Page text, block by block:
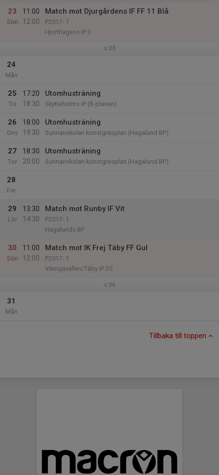
23
Sön
11:00
12:00
Match mot Djurgårdens IF FF 11 Blå
P2017- 1
Hjorthagens IP 3
v.35
24
Mån
25
Tis
17:20
18:30
Utomhusträning
Skytteholms IP (B-planen)
26
Ons
18:00
19:30
Utomhusträning
Sunnanskolan konstgräsplan (Hagalund BP)
27
Tor
18:30
20:00
Utomhusträning
Sunnanskolan konstgräsplan (Hagalund BP)
28
Fre
29
Lör
13:30
14:30
Match mot Runby IF Vit
P2017- 1
Hagalunds BP
30
Sön
11:00
12:00
Match mot IK Frej Täby FF Gul
P2017- 1
Vikingavallen/Täby IP 35
v.36
31
Mån
Tillbaka till toppen